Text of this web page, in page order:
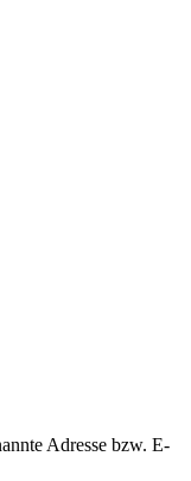
Adresse bzw. E-